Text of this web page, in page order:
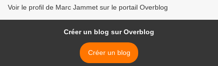
Voir le profil de Marc Jammet sur le portail Overblog
Créer un blog sur Overblog
Créer un blog